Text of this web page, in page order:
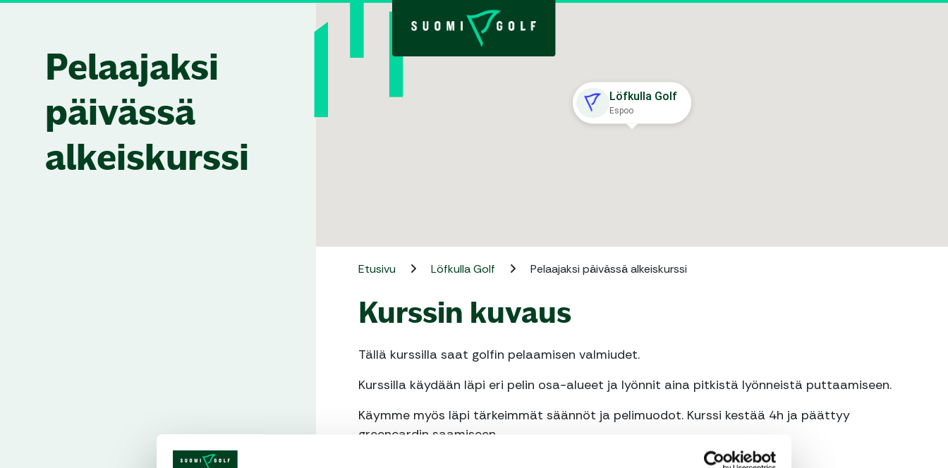
Skip to content
Pelaajaksi
päivässä
alkeiskurssi
Löfkulla Golf
Espoo
Etusivu Löfkulla Golf Pelaajaksi päivässä alkeiskurssi
Kurssin kuvaus
Tällä kurssilla saat golfin pelaamisen valmiudet.
Kurssilla käydään läpi eri pelin osa-alueet ja lyönnit aina pitkistä lyönneistä puttaamiseen.
Käymme myös läpi tärkeimmät säännöt ja pelimuodot. Kurssi kestää 4h ja päättyy
greencardin saamiseen.